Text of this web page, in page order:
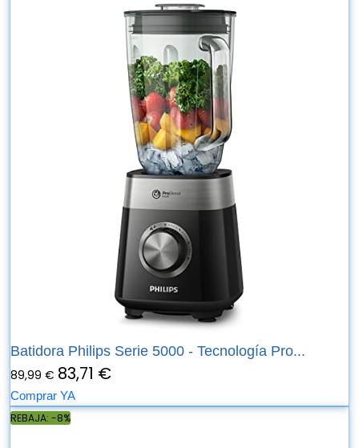
Batidora Philips Serie 5000 - Tecnología Pro...
89,99 € 83,71 €
Comprar YA
REBAJA: -8%